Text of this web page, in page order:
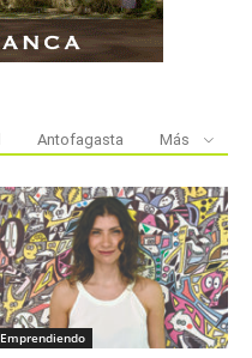
Antofagasta Más
Emprendiendo